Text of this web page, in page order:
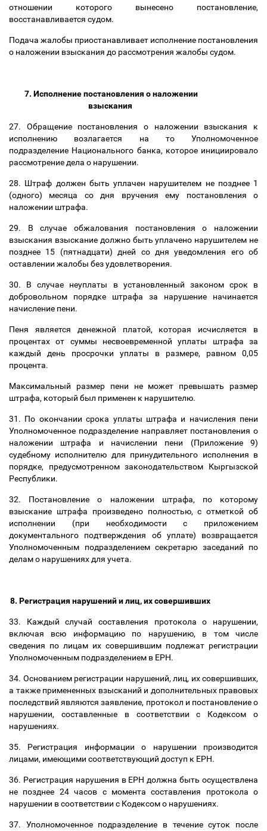
отношении которого вынесено постановление,
восстанавливается судом.
Подача жалобы приостанавливает исполнение постановления
о наложении взыскания до рассмотрения жалобы судом.
7. Исполнение постановления о наложении
взыскания
27. Обращение постановления о наложении взыскания к
исполнению возлагается на то Уполномоченное
подразделение Национального банка, которое инициировало
рассмотрение дела о нарушении.
28. Штраф должен быть уплачен нарушителем не позднее 1
(одного) месяца со дня вручения ему постановления о
наложении штрафа.
29. В случае обжалования постановления о наложении
взыскания взыскание должно быть уплачено нарушителем не
позднее 15 (пятнадцати) дней со дня уведомления его об
оставлении жалобы без удовлетворения.
30. В случае неуплаты в установленный законом срок в
добровольном порядке штрафа за нарушение начинается
начисление пени.
Пеня является денежной платой, которая исчисляется в
процентах от суммы несвоевременной уплаты штрафа за
каждый день просрочки уплаты в размере, равном 0,05
процента.
Максимальный размер пени не может превышать размер
штрафа, который был применен к нарушителю.
31. По окончании срока уплаты штрафа и начисления пени
Уполномоченное подразделение направляет постановления о
наложении штрафа и начислении пени (Приложение 9)
судебному исполнителю для принудительного исполнения в
порядке, предусмотренном законодательством Кыргызской
Республики.
32. Постановление о наложении штрафа, по которому
взыскание штрафа произведено полностью, с отметкой об
исполнении (при необходимости с приложением
документального подтверждения об уплате) возвращается
Уполномоченным подразделением секретарю заседаний по
делам о нарушениях для учета.
8. Регистрация нарушений и лиц, их совершивших
33. Каждый случай составления протокола о нарушении,
включая всю информацию по нарушению, в том числе
сведения по лицам их совершившим подлежат регистрации
Уполномоченным подразделением в ЕРН.
34. Основанием регистрации нарушений, лиц, их совершивших,
а также примененных взысканий и дополнительных правовых
последствий являются заявление, протокол и постановление о
нарушении, составленные в соответствии с Кодексом о
нарушениях.
35. Регистрация информации о нарушении производится
лицами, имеющими соответствующий доступ к ЕРН.
36. Регистрация нарушения в ЕРН должна быть осуществлена
не позднее 24 часов с момента составления протокола о
нарушении в соответствии с Кодексом о нарушениях.
37. Уполномоченное подразделение в течение суток после